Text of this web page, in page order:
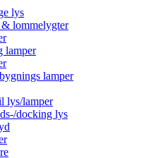
lys
lommelygter
lamper
lamper
lys/lamper
docking lys